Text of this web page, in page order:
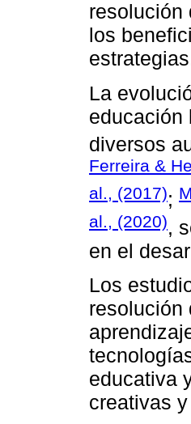
resolución
los
La
educación
diversos
Ferreira &
al., (2017);
al., (2020),
en el
Los
resolución
educativa
creativas